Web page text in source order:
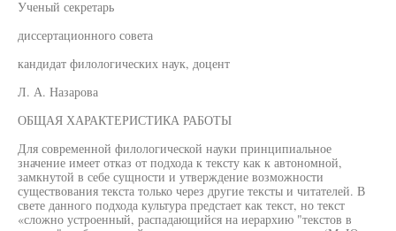
Ученый секретарь
диссертационного совета
кандидат филологических наук, доцент
Л. А. Назарова
ОБЩАЯ ХАРАКТЕРИСТИКА РАБОТЫ
Для современной филологической науки принципиальное
значение имеет отказ от подхода к тексту как к автономной,
замкнутой в себе сущности и утверждение возможности
существования текста только через другие тексты и читателей. В
свете данного подхода культура предстает как текст, но текст
«сложно устроенный, распадающийся на иерархию "текстов в